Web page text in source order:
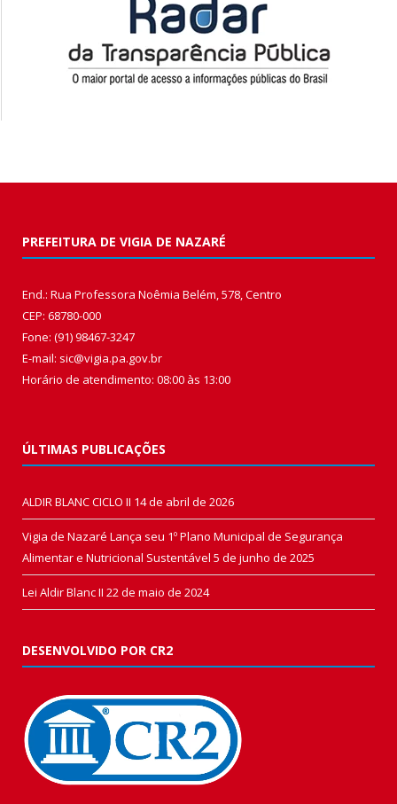
PREFEITURA DE VIGIA DE NAZARÉ
End.: Rua Professora Noêmia Belém, 578, Centro
CEP: 68780-000
Fone: (91) 98467-3247
E-mail: sic@vigia.pa.gov.br
Horário de atendimento: 08:00 às 13:00
ÚLTIMAS PUBLICAÇÕES
ALDIR BLANC CICLO II 14 de abril de 2026
Vigia de Nazaré Lança seu 1º Plano Municipal de Segurança
Alimentar e Nutricional Sustentável 5 de junho de 2025
Lei Aldir Blanc II 22 de maio de 2024
DESENVOLVIDO POR CR2